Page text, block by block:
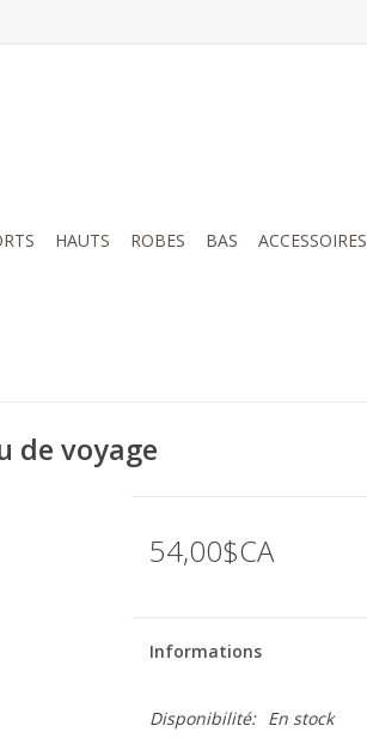
HAUTS ROBES BAS ACCESSOIRES
de voyage
54,00$CA
Informations
Disponibilité: En stock